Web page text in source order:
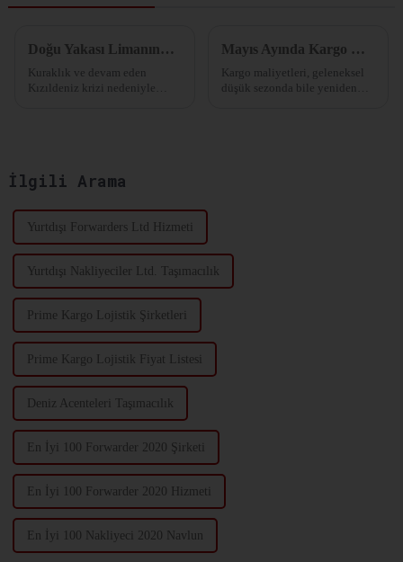
Doğu Yakası Limanında Grevi Tehlikesi! ABD Perakendecileri Önceden Stok Yapıyor!
Kuraklık ve devam eden
Kızıldeniz krizi nedeniyle
yöneticileri uyarılarla karşı
karşıya kalıyor...
Mayıs Ayında Kargo Ücretleri Neden Arttı?
Kargo maliyetleri, geleneksel
düşük sezonda bile yeniden
İlgili Arama
Yurtdışı Forwarders Ltd Hizmeti
Yurtdışı Nakliyeciler Ltd. Taşımacılık
Prime Kargo Lojistik Şirketleri
Prime Kargo Lojistik Fiyat Listesi
Deniz Acenteleri Taşımacılık
En İyi 100 Forwarder 2020 Şirketi
En İyi 100 Forwarder 2020 Hizmeti
En İyi 100 Nakliyeci 2020 Navlun